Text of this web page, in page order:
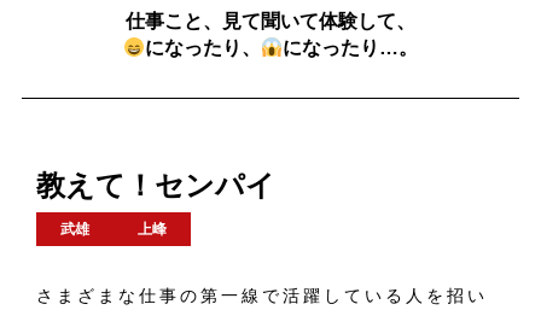
仕事こと、見て聞いて体験して、
になったり、
になったり…。
教えて！センパイ
武雄 上峰
さまざまな仕事の第一線で活躍している人を招い